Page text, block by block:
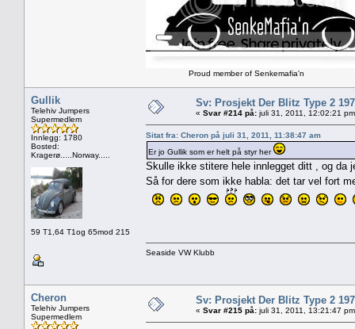
Proud member of Senkemafia'n
Gullik
Telehiv Jumpers
Supermedlem
Innlegg: 1780
Bosted:
Kragerø.....Norway.....
59 T1,64 T1og 65mod 215
Sv: Prosjekt Der Blitz Type 2
« Svar #214 på: juli 31, 2011, 12:02:21
Sitat fra: Cheron på juli 31, 2011, 11:38:47 am
Er jo Gullik som er helt på styr her
Skulle ikke stitere hele innlegget ditt , og da
Så for dere som ikke habla: det tar vel fort
Seaside VW Klubb
Cheron
Telehiv Jumpers
Supermedlem
Sv: Prosjekt Der Blitz Type 2
« Svar #215 på: juli 31, 2011, 13:21:47